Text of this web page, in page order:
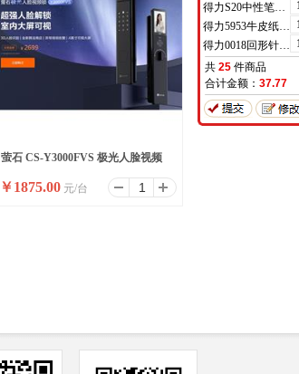
萤石 CS-Y3000FVS 极光人脸视频
锁-彩屏
￥1875.00 元/台
得力S20中性笔0.7mm子弹头(黑)(支)
得力5953牛皮纸档案袋(混浆)(米黄色)(10只/包)
得力0018回形针(100枚/盒)
共 25 件商品
合计金额： 37.77